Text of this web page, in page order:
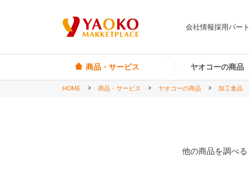
会社情報採用パー
商品・サービス ヤオコーの商品
HOME 商品・サービス ヤオコーの商品 加工食品
他の商品を調べる